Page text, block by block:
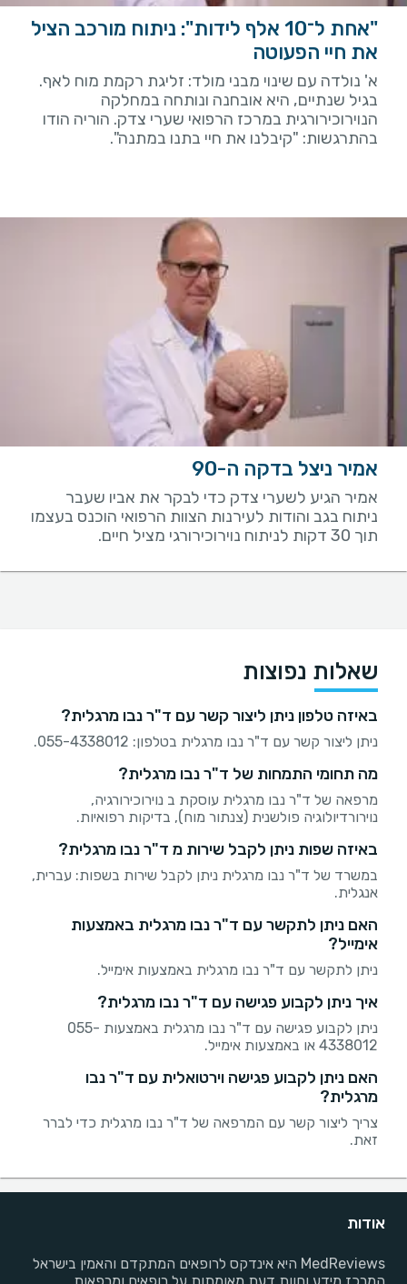
"אחת ל־10 אלף לידות": ניתוח מורכב הציל
את חיי הפעוטה
א' נולדה עם שינוי מבני מולד: זליגת רקמת מוח לאף.
בגיל שנתיים, היא אובחנה ונותחה במחלקה
הנוירוכירורגית במרכז הרפואי שערי צדק. הוריה הודו
בהתרגשות: "קיבלנו את חיי בתנו במתנה".
אמיר ניצל בדקה ה-90
אמיר הגיע לשערי צדק כדי לבקר את אביו שעבר
ניתוח בגב והודות לעירנות הצוות הרפואי הוכנס בעצמו
תוך 30 דקות לניתוח נוירוכירורגי מציל חיים.
שאלות נפוצות
באיזה טלפון ניתן ליצור קשר עם ד"ר נבו מרגלית?
ניתן ליצור קשר עם ד"ר נבו מרגלית בטלפון: 055-4338012.
מה תחומי התמחות של ד"ר נבו מרגלית?
מרפאה של ד"ר נבו מרגלית עוסקת ב נוירוכירורגיה,
נוירורדיולוגיה פולשנית (צנתור מוח), בדיקות רפואיות.
באיזה שפות ניתן לקבל שירות מ ד"ר נבו מרגלית?
במשרד של ד"ר נבו מרגלית ניתן לקבל שירות בשפות: עברית,
אנגלית.
האם ניתן לתקשר עם ד"ר נבו מרגלית באמצעות
אימייל?
ניתן לתקשר עם ד"ר נבו מרגלית באמצעות אימייל.
איך ניתן לקבוע פגישה עם ד"ר נבו מרגלית?
ניתן לקבוע פגישה עם ד"ר נבו מרגלית באמצעות 055-
4338012 או באמצעות אימייל.
האם ניתן לקבוע פגישה וירטואלית עם ד"ר נבו
מרגלית?
צריך ליצור קשר עם המרפאה של ד"ר נבו מרגלית כדי לברר
זאת.
אודות
MedReviews היא אינדקס לרופאים המתקדם והאמין בישראל